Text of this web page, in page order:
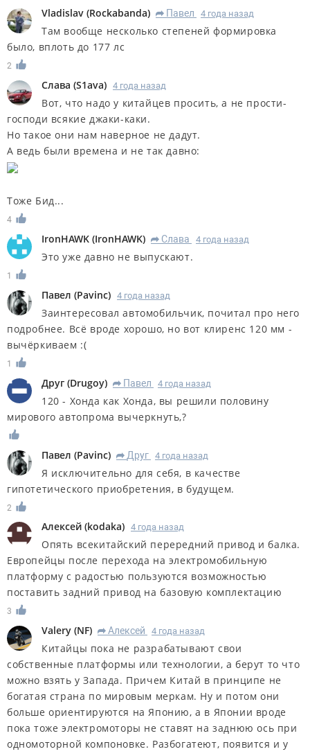
Vladislav (Rockabanda) R Павел 4 года назад
Там вообще несколько степеней формировка
было, вплоть до 177 лс
2
Слава (S1ava) 4 года назад
Вот, что надо у китайцев просить, а не прости-
господи всякие джаки-каки.
Но такое они нам наверное не дадут.
А ведь были времена и не так давно:
Тоже Бид...
4
IronHAWK (IronHAWK) R Слава 4 года назад
Это уже давно не выпускают.
1
Павел (Pavinc) 4 года назад
Заинтересовал автомобильчик, почитал про него
подробнее. Всё вроде хорошо, но вот клиренс 120 мм -
вычёркиваем :(
1
Друг (Drugoy) R Павел 4 года назад
120 - Хонда как Хонда, вы решили половину
мирового автопрома вычеркнуть,?
Павел (Pavinc) R Друг 4 года назад
Я исключительно для себя, в качестве
гипотетического приобретения, в будущем.
2
Алексей (kodaka) 4 года назад
Опять всекитайский перередний привод и балка.
Европейцы после перехода на электромобильную
платформу с радостью пользуются возможностью
поставить задний привод на базовую комплектацию
3
Valery (NF) R Алексей 4 года назад
Китайцы пока не разрабатывают свои
собственные платформы или технологии, а берут то что
можно взять у Запада. Причем Китай в принципе не
богатая страна по мировым меркам. Ну и потом они
больше ориентируются на Японию, а в Японии вроде
пока тоже электромоторы не ставят на заднюю ось при
одномоторной компоновке. Разбогатеют, появится и у